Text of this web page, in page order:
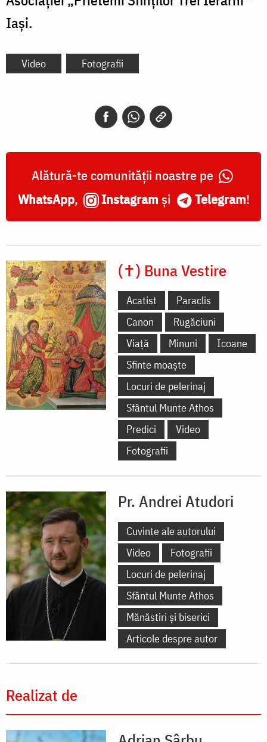
Iași.
Video Fotografii
Alătură-te comunității noastre pe
WhatsApp, Instagram și Telegram!
(✝) Buna Vestire
Acatist
Paraclis
Canon
Rugăciuni
Viață
Minuni
Icoane
Sfinte moaște
Locuri de pelerinaj
Sfântul Munte Athos
Predici
Video
Fotografii
Pr. Andrei Atudori
Cuvinte ale autorului
Video
Fotografii
Locuri de pelerinaj
Sfântul Munte Athos
Mănăstiri și biserici
Articole despre autor
Realizat de